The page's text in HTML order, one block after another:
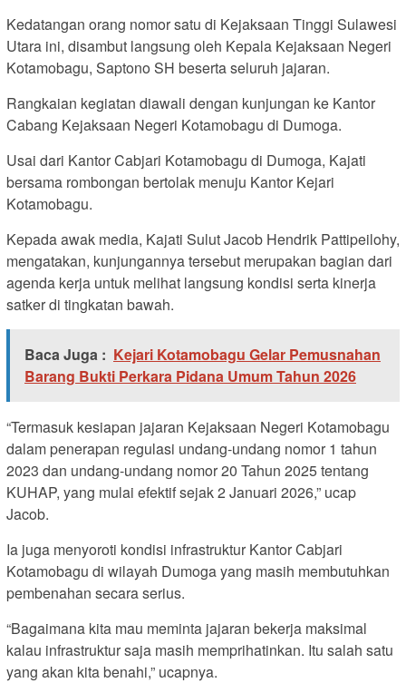
Kedatangan orang nomor satu di Kejaksaan Tinggi Sulawesi
Utara ini, disambut langsung oleh Kepala Kejaksaan Negeri
Kotamobagu, Saptono SH beserta seluruh jajaran.
Rangkaian kegiatan diawali dengan kunjungan ke Kantor
Cabang Kejaksaan Negeri Kotamobagu di Dumoga.
Usai dari Kantor Cabjari Kotamobagu di Dumoga, Kajati
bersama rombongan bertolak menuju Kantor Kejari
Kotamobagu.
Kepada awak media, Kajati Sulut Jacob Hendrik Pattipeilohy,
mengatakan, kunjungannya tersebut merupakan bagian dari
agenda kerja untuk melihat langsung kondisi serta kinerja
satker di tingkatan bawah.
Baca Juga : Kejari Kotamobagu Gelar Pemusnahan
Barang Bukti Perkara Pidana Umum Tahun 2026
“Termasuk kesiapan jajaran Kejaksaan Negeri Kotamobagu
dalam penerapan regulasi undang-undang nomor 1 tahun
2023 dan undang-undang nomor 20 Tahun 2025 tentang
KUHAP, yang mulai efektif sejak 2 Januari 2026,” ucap
Jacob.
Ia juga menyoroti kondisi infrastruktur Kantor Cabjari
Kotamobagu di wilayah Dumoga yang masih membutuhkan
pembenahan secara serius.
“Bagaimana kita mau meminta jajaran bekerja maksimal
kalau infrastruktur saja masih memprihatinkan. Itu salah satu
yang akan kita benahi,” ucapnya.